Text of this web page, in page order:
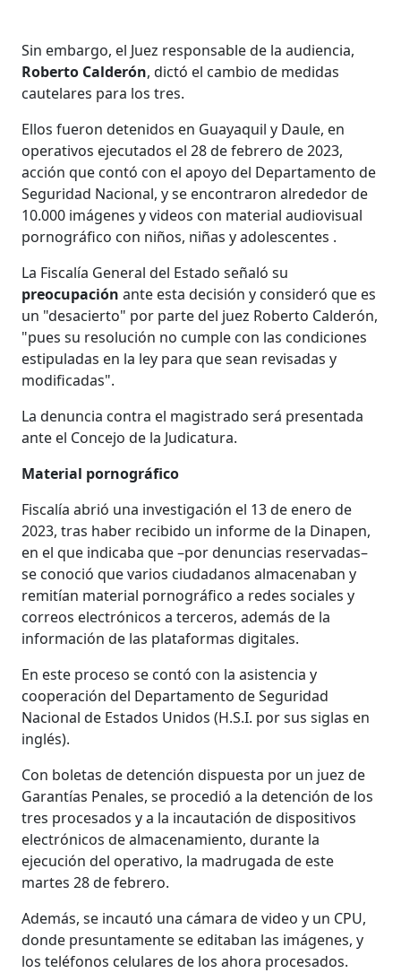
Sin embargo, el Juez responsable de la audiencia,
Roberto Calderón, dictó el cambio de medidas
cautelares para los tres.
Ellos fueron detenidos en Guayaquil y Daule, en
operativos ejecutados el 28 de febrero de 2023,
acción que contó con el apoyo del Departamento de
Seguridad Nacional, y se encontraron alrededor de
10.000 imágenes y videos con material audiovisual
pornográfico con niños, niñas y adolescentes .
La Fiscalía General del Estado señaló su
preocupación ante esta decisión y consideró que es
un "desacierto" por parte del juez Roberto Calderón,
"pues su resolución no cumple con las condiciones
estipuladas en la ley para que sean revisadas y
modificadas".
La denuncia contra el magistrado será presentada
ante el Concejo de la Judicatura.
Material pornográfico
Fiscalía abrió una investigación el 13 de enero de
2023, tras haber recibido un informe de la Dinapen,
en el que indicaba que –por denuncias reservadas–
se conoció que varios ciudadanos almacenaban y
remitían material pornográfico a redes sociales y
correos electrónicos a terceros, además de la
información de las plataformas digitales.
En este proceso se contó con la asistencia y
cooperación del Departamento de Seguridad
Nacional de Estados Unidos (H.S.I. por sus siglas en
inglés).
Con boletas de detención dispuesta por un juez de
Garantías Penales, se procedió a la detención de los
tres procesados y a la incautación de dispositivos
electrónicos de almacenamiento, durante la
ejecución del operativo, la madrugada de este
martes 28 de febrero.
Además, se incautó una cámara de video y un CPU,
donde presuntamente se editaban las imágenes, y
los teléfonos celulares de los ahora procesados.